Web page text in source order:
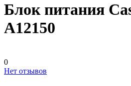
Блок питания
A12150
0
Нет отзывов